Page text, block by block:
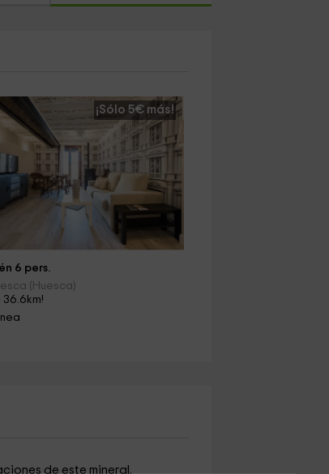
¡Sólo 5€ más!
6 pers.
(Huesca)
36.6km!
de este mineral.